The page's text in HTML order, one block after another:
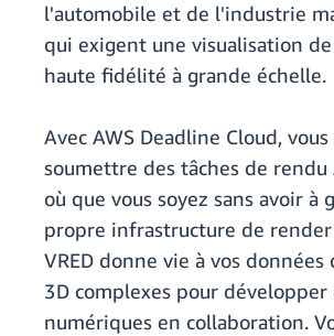
l'automobile et de l'industrie
qui exigent une visualisation
haute fidélité à grande échelle.
Avec AWS Deadline Cloud,
soumettre des tâches de rendu
où que vous soyez sans avoir à
propre infrastructure de
VRED donne vie à vos données
3D complexes pour
numériques en collaboration.